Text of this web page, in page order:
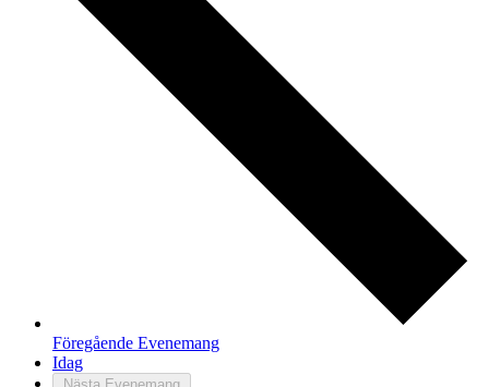
Föregående Evenemang
Idag